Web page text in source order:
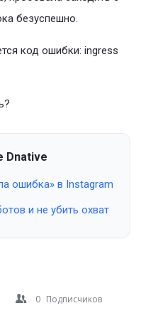
безуспешно.
код ошибки: ingress
Dnative
ошибка» в Instagram
и не убить охват
0 Подписчиков